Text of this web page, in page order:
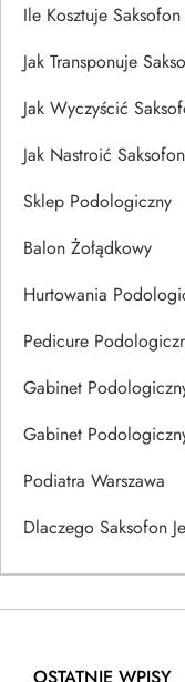
Ile Kosztuje
Jak Transponuje
Jak Wyczyścić
Jak Nastroić
Sklep Podologiczny
Balon Żołądkowy
Hurtowania
Pedicure
Gabinet
Gabinet
Podiatra Warszawa
Dlaczego Saksofon
OSTATNIE WPISY